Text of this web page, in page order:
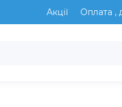
Акції Оплата ,